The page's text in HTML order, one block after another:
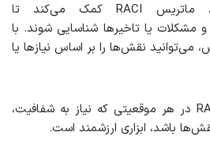
در زمان بازبینی پروژه، ماتریس RACI کمک می‌کند تا
یا تاخیرها شناسایی شوند. با
می‌توانید نقش‌ها را بر اساس نیازها یا
به‌طور خلاصه، ماتریس RACI در هر موقعیتی که نیاز به شفافیت،
باشد، ابزاری ارزشمند است.